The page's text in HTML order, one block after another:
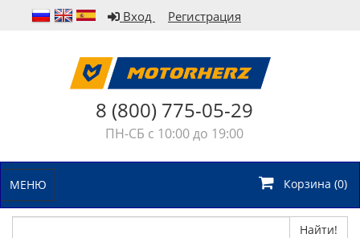
Вход Регистрация
8 (800) 775-05-29
ПН-СБ с 10:00 до 19:00
МЕНЮ Корзина (0)
Найти!